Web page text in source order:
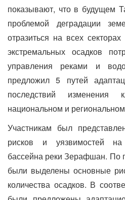
показывают, что в будущем
проблемой деградации
отразиться на всех
экстремальных осадков
управления реками и
предложил 5 путей
последствий изменения
национальном и
Участникам был
рисков и уязвимостей на
бассейна реки Зерафшан. По
были выделены основные
количества осадков. В